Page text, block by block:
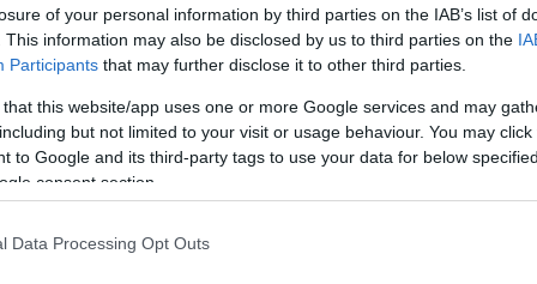
of your personal information by third parties on the IAB’s list of
This information may also be disclosed by us to third parties on the
Participants that may further disclose it to other third parties.
that this website/app uses one or more Google services and may
but not limited to your visit or usage behaviour. You may
to Google and its third-party tags to use your data for below
consent section.
Data Processing Opt Outs
επεμβάσεις καταρράκτη ανά 100.000 άτομα. Η
ηΕσθονίαείχαν τα επόμενα υψηλότερα ποσοστά, με
1.506,8 χειρουργικές επεμβάσεις ανά 100.000 άτομα
ηΡουμανίαείχε το χαμηλότερο ποσοστό, με μόνο
επεμβάσεις καταρράκτη ανά 100.000 άτομα,